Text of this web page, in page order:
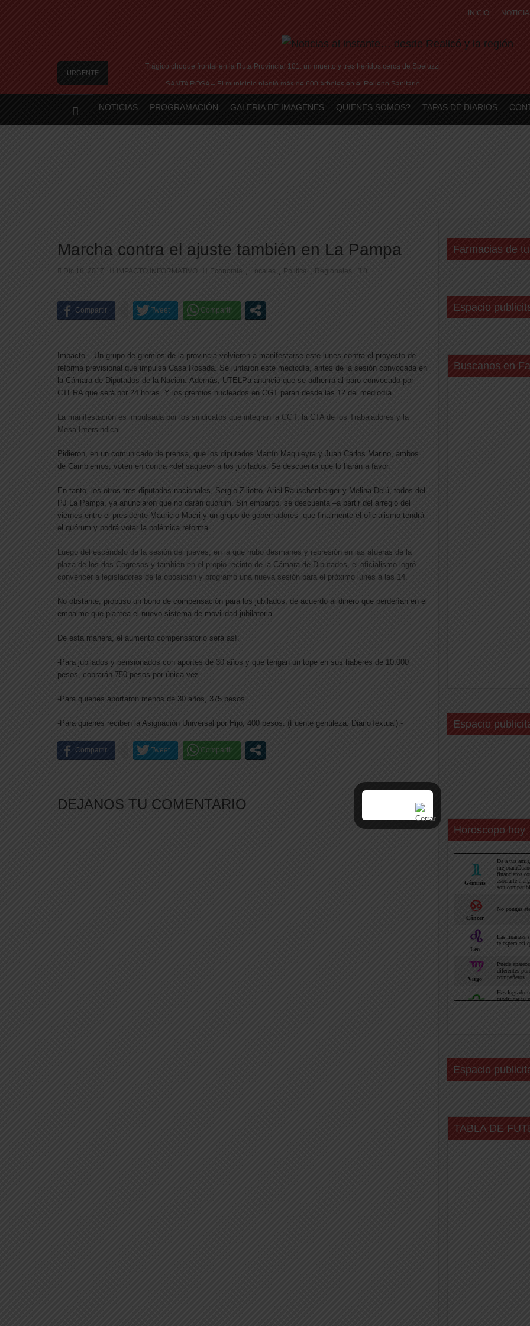
INICIO
URGENTE
Trágico choque frontal en la Ruta Provincial 101: un muerto y tres heridos cerca de Speluzzi
SANTA ROSA – El municipio plantó más de 600 árboles en el Relleno Sanitario
Vecinos de Realicó se manifestaron en la plaza central en contra de la «Ley de Tierras»
NOTICIAS PROGRAMACIÓN GALERIA DE IMAGENES QUIENES SOMOS? TAPAS DE DIARIOS
Marcha contra el ajuste también en La Pampa
Dic 18, 2017 IMPACTO INFORMATIVO Economia , Locales , Politica , Regionales 0
Impacto – Un grupo de gremios de la provincia volvieron a manifestarse este lunes contra el proyecto de
reforma previsional que impulsa Casa Rosada. Se juntaron este mediodía, antes de la sesión convocada en
la Cámara de Diputados de la Nación. Además, UTELPa anunció que se adherirá al paro convocado por
CTERA que será por 24 horas. Y los gremios nucleados en CGT paran desde las 12 del mediodía.
La manifestación es impulsada por los sindicatos que integran la CGT, la CTA de los Trabajadores y la
Mesa Intersindical.
Pidieron, en un comunicado de prensa, que los diputados Martín Maquieyra y Juan Carlos Marino, ambos
de Cambiemos, voten en contra «del saqueo» a los jubilados. Se descuenta que lo harán a favor.
En tanto, los otros tres diputados nacionales, Sergio Ziliotto, Ariel Rauschenberger y Melina Delú, todos del
PJ La Pampa, ya anunciaron que no darán quórum. Sin embargo, se descuenta –a partir del arreglo del
viernes entre el presidente Mauricio Macri y un grupo de gobernadores- que finalmente el oficialismo tendrá
el quórum y podrá votar la polémica reforma.
Luego del escándalo de la sesión del jueves, en la que hubo desmanes y represión en las afueras de la
plaza de los dos Cogresos y también en el propio recinto de la Cámara de Diputados, el oficialismo logró
convencer a legisladores de la oposición y programó una nueva sesión para el próximo lunes a las 14.
No obstante, propuso un bono de compensación para los jubilados, de acuerdo al dinero que perderían en el
empalme que plantea el nuevo sistema de movilidad jubilatoria.
De esta manera, el aumento compensatorio será así:
-Para jubilados y pensionados con aportes de 30 años y que tengan un tope en sus haberes de 10.000
pesos, cobrarán 750 pesos por única vez.
-Para quienes aportaron menos de 30 años, 375 pesos.
-Para quienes reciben la Asignación Universal por Hijo, 400 pesos. (Fuente gentileza: DiarioTextual).-
DEJANOS TU COMENTARIO
Farmacias de
Espacio
Buscanos en
Espacio
Horoscopo hoy
Espacio
TABLA DE